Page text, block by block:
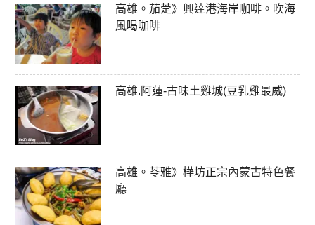
高雄。茄萣》興達港海岸咖啡。吹海
風喝咖啡
高雄.阿蓮-古味土雞城(豆乳雞最威)
高雄。苓雅》樺坊正宗內蒙古特色餐
廳